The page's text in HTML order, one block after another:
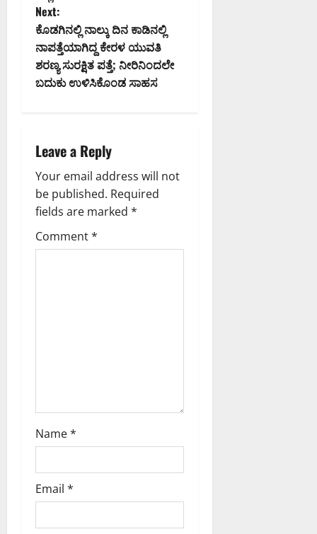
t
n
a
i
g
a
t
Next:
ಕೊಡಗಿನಲ್ಲಿ ನಾಲ್ಕು ದಿನ ಕಾಡಿನಲ್ಲಿ
ನಾಪತ್ತೆಯಾಗಿದ್ದ ಕೇರಳ ಯುವತಿ
ಶರಣ್ಯ ಸುರಕ್ಷಿತ ಪತ್ತೆ; ನೀರಿನಿಂದಲೇ
ಬದುಕು ಉಳಿಸಿಕೊಂಡ ಸಾಹಸ
Leave a Reply
Your email address will not
be published. Required
fields are marked *
Comment*
Name*
Email *